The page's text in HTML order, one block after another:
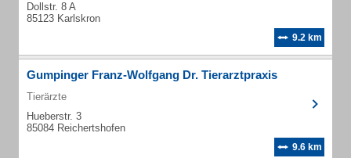
Dollstr. 8 A
85123 Karlskron
9.2 km
Gumpinger Franz-Wolfgang Dr. Tierarztpraxis
Tierärzte
Hueberstr. 3
85084 Reichertshofen
9.6 km